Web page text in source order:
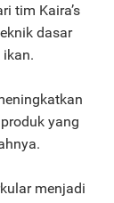
tim Kaira’s
dasar
yang
menjadi